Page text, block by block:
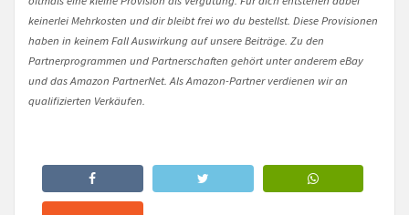
keinerlei Mehrkosten und dir bleibt frei wo du bestellst. Diese Provisionen
haben in keinem Fall Auswirkung auf unsere Beiträge. Zu den
Partnerprogrammen und Partnerschaften gehört unter anderem eBay
und das Amazon PartnerNet. Als Amazon-Partner verdienen wir an
qualifizierten Verkäufen.